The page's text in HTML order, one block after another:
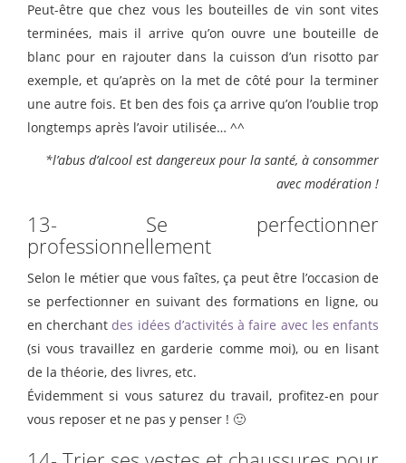
Peut-être que chez vous les bouteilles de vin sont vites
terminées, mais il arrive qu’on ouvre une bouteille de
blanc pour en rajouter dans la cuisson d’un risotto par
exemple, et qu’après on la met de côté pour la terminer
une autre fois. Et ben des fois ça arrive qu’on l’oublie trop
longtemps après l’avoir utilisée… ^^
*l’abus d’alcool est dangereux pour la santé, à consommer
avec modération !
13- Se perfectionner
professionnellement
Selon le métier que vous faîtes, ça peut être l’occasion de
se perfectionner en suivant des formations en ligne, ou
en cherchantdes idées d’activités à faire avec les enfants
(si vous travaillez en garderie comme moi), ou en lisant
de la théorie, des livres, etc.
Évidemment si vous saturez du travail, profitez-en pour
vous reposer et ne pas y penser ! 🙂